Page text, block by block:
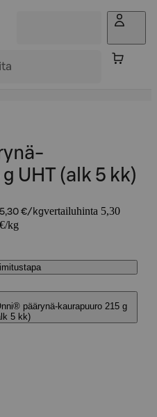
UHT (alk 5 kk)
5,30 €/kgvertailuhinta 5,30
€/kg
päärynä-kaurapuuro 215 g
5 kk)